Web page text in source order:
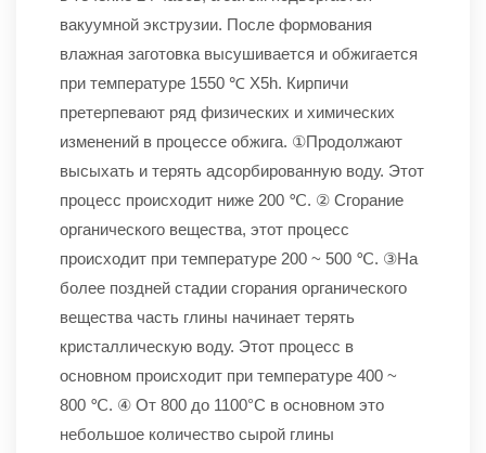
вакуумной экструзии. После формования
влажная заготовка высушивается и обжигается
при температуре 1550 ℃ X5h. Кирпичи
претерпевают ряд физических и химических
изменений в процессе обжига. ①Продолжают
высыхать и терять адсорбированную воду. Этот
процесс происходит ниже 200 ℃. ② Сгорание
органического вещества, этот процесс
происходит при температуре 200 ~ 500 ℃. ③На
более поздней стадии сгорания органического
вещества часть глины начинает терять
кристаллическую воду. Этот процесс в
основном происходит при температуре 400 ~
800 ℃. ④ От 800 до 1100°C в основном это
небольшое количество сырой глины